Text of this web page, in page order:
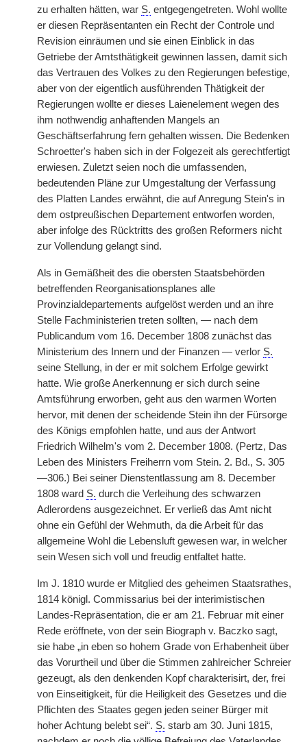
zu erhalten hätten, war S. entgegengetreten. Wohl wollte
er diesen Repräsentanten ein Recht der Controle und
Revision einräumen und sie einen Einblick in das
Getriebe der Amtsthätigkeit gewinnen lassen, damit sich
das Vertrauen des Volkes zu den Regierungen befestige,
aber von der eigentlich ausführenden Thätigkeit der
Regierungen wollte er dieses Laienelement wegen des
ihm nothwendig anhaftenden Mangels an
Geschäftserfahrung fern gehalten wissen. Die Bedenken
Schroetter's haben sich in der Folgezeit als gerechtfertigt
erwiesen. Zuletzt seien noch die umfassenden,
bedeutenden Pläne zur Umgestaltung der Verfassung
des Platten Landes erwähnt, die auf Anregung Stein's in
dem ostpreußischen Departement entworfen worden,
aber infolge des Rücktritts des großen Reformers nicht
zur Vollendung gelangt sind.
Als in Gemäßheit des die obersten Staatsbehörden
betreffenden Reorganisationsplanes alle
Provinzialdepartements aufgelöst werden und an ihre
Stelle Fachministerien treten sollten, — nach dem
Publicandum vom 16. December 1808 zunächst das
Ministerium des Innern und der Finanzen — verlor S.
seine Stellung, in der er mit solchem Erfolge gewirkt
hatte. Wie große Anerkennung er sich durch seine
Amtsführung erworben, geht aus den warmen Worten
hervor, mit denen der scheidende Stein ihn der Fürsorge
des Königs empfohlen hatte, und aus der Antwort
Friedrich Wilhelm's vom 2. December 1808. (Pertz, Das
Leben des Ministers Freiherrn vom Stein. 2. Bd., S. 305
—306.) Bei seiner Dienstentlassung am 8. December
1808 ward S. durch die Verleihung des schwarzen
Adlerordens ausgezeichnet. Er verließ das Amt nicht
ohne ein Gefühl der Wehmuth, da die Arbeit für das
allgemeine Wohl die Lebensluft gewesen war, in welcher
sein Wesen sich voll und freudig entfaltet hatte.
Im J. 1810 wurde er Mitglied des geheimen Staatsrathes,
1814 königl. Commissarius bei der interimistischen
Landes-Repräsentation, die er am 21. Februar mit einer
Rede eröffnete, von der sein Biograph v. Baczko sagt,
sie habe „in eben so hohem Grade von Erhabenheit über
das Vorurtheil und über die Stimmen zahlreicher Schreier
gezeugt, als den denkenden Kopf charakterisirt, der, frei
von Einseitigkeit, für die Heiligkeit des Gesetzes und die
Pflichten des Staates gegen jeden seiner Bürger mit
hoher Achtung belebt sei“. S. starb am 30. Juni 1815,